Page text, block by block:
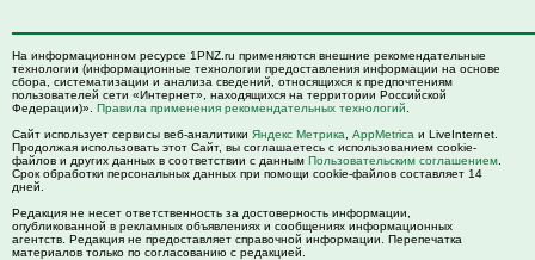
На информационном ресурсе 1PNZ.ru применяются внешние рекомендательные
технологии (информационные технологии предоставления информации на основе
сбора, систематизации и анализа сведений, относящихся к предпочтениям
пользователей сети «Интернет», находящихся на территории Российской
Федерации)». Правила применения рекомендательных технологий
Сайт использует сервисы веб-аналитики Яндекс Метрика AppMetrica и LiveInternet.
Продолжая использовать этот Сайт, вы соглашаетесь с использованием cookie-
файлов и других данных в соответствии с данным Пользовательским соглашением
Срок обработки персональных данных при помощи cookie-файлов составляет 14
дней.
Редакция не несет ответственность за достоверность информации,
опубликованной в рекламных объявлениях и сообщениях информационных
агентств. Редакция не предоставляет справочной информации. Перепечатка
материалов только по согласованию с редакцией.